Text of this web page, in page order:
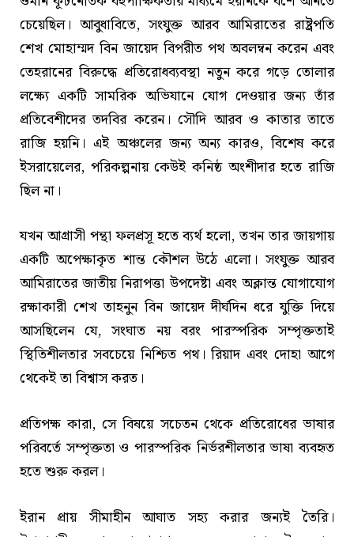
চেয়েছিল। আবুধাবিতে, সংযুক্ত আরব আমিরাতের রাষ্ট্রপতি
শেখ মোহাম্মদ বিন জায়েদ বিপরীত পথ অবলম্বন করেন এবং
তেহরানের বিরুদ্ধে প্রতিরোধব্যবস্থা নতুন করে গড়ে তোলার
লক্ষ্যে একটি সামরিক অভিযানে যোগ দেওয়ার জন্য তাঁর
প্রতিবেশীদের তদবির করেন। সৌদি আরব ও কাতার তাতে
রাজি হয়নি। এই অঞ্চলের জন্য অন্য কারও, বিশেষ করে
ইসরায়েলের, পরিকল্পনায় কেউই কনিষ্ঠ অংশীদার হতে রাজি
ছিল না।
যখন আগ্রাসী পন্থা ফলপ্রসূ হতে ব্যর্থ হলো, তখন তার জায়গায়
একটি অপেক্ষাকৃত শান্ত কৌশল উঠে এলো। সংযুক্ত আরব
আমিরাতের জাতীয় নিরাপত্তা উপদেষ্টা এবং অক্লান্ত যোগাযোগ
রক্ষাকারী শেখ তাহনুন বিন জায়েদ দীর্ঘদিন ধরে যুক্তি দিয়ে
আসছিলেন যে, সংঘাত নয় বরং পারস্পরিক সম্পৃক্ততাই
স্থিতিশীলতার সবচেয়ে নিশ্চিত পথ। রিয়াদ এবং দোহা আগে
থেকেই তা বিশ্বাস করত।
প্রতিপক্ষ কারা, সে বিষয়ে সচেতন থেকে প্রতিরোধের ভাষার
পরিবর্তে সম্পৃক্ততা ও পারস্পরিক নির্ভরশীলতার ভাষা ব্যবহৃত
হতে শুরু করল।
ইরান প্রায় সীমাহীন আঘাত সহ্য করার জন্যই তৈরি।